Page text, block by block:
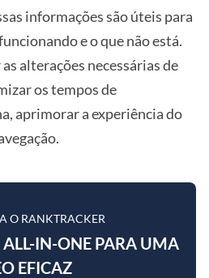
informações são úteis para
e o que não está.
alterações necessárias de
os tempos de
aprimorar a experiência do
O RANKTRACKER
IN-ONE PARA UMA
EFICAZ